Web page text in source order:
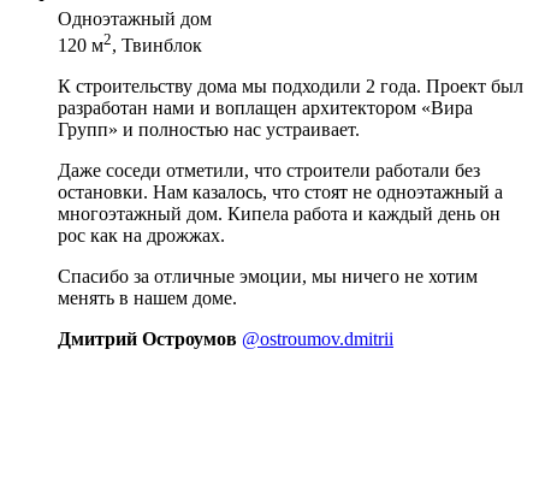
Одноэтажный дом
120 м2, Твинблок
К строительству дома мы подходили 2 года. Проект был
разработан нами и воплащен архитектором «Вира
Групп» и полностью нас устраивает.
Даже соседи отметили, что строители работали без
остановки. Нам казалось, что стоят не одноэтажный а
многоэтажный дом. Кипела работа и каждый день он
рос как на дрожжах.
Спасибо за отличные эмоции, мы ничего не хотим
менять в нашем доме.
Дмитрий Остроумов @ostroumov.dmitrii